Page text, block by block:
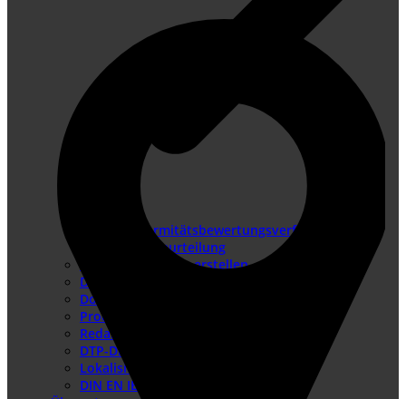
Konformitätsbewertungsverfahren
Risikobeurteilung
Betriebsanleitung erstellen
Doku-Check
Dokumentationsüberarbeitung
Produkthaftung USA
Redaktionssysteme
DTP-Dienste
Lokalisierung
DIN EN IEC/IEEE 82079-1